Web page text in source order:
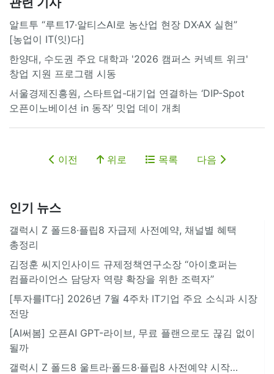
알트투 “루트17·알티스AI로 농산업 현장 DX·AX 실현”
[농업이 IT(잇)다]
한양대, 수도권 주요 대학과 '2026 캠퍼스 커넥트 위크'
창업 지원 프로그램 시동
서울경제진흥원, 스타트업-대기업 연결하는 ‘DIP-Spot
오픈이노베이션 in 동작’ 밋업 데이 개최
이전 위로 목록 다음
인기 뉴스
갤럭시 Z 폴드8·플립8 자급제 사전예약, 채널별 혜택
총정리
김정훈 씨지인사이드 규제정책연구소장 “아이호퍼는
컴플라이언스 담당자 역량 확장을 위한 조력자”
[투자를IT다] 2026년 7월 4주차 IT기업 주요 소식과 시장
전망
[AI써봄] 오픈AI GPT-라이브, 무료 플랜으로도 끊김 없이
될까
갤럭시 Z 폴드8 울트라·폴드8·플립8 사전예약 시작…